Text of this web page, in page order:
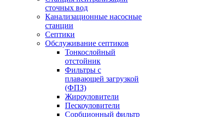
сточных вод
Канализационные насосные
станции
Септики
Обслуживание септиков
Тонкослойный
отстойник
Фильтры с
плавающей загрузкой
(ФПЗ)
Жироуловители
Пескоуловители
Сорбционный фильтр